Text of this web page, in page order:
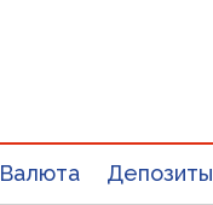
Валюта Депозиты